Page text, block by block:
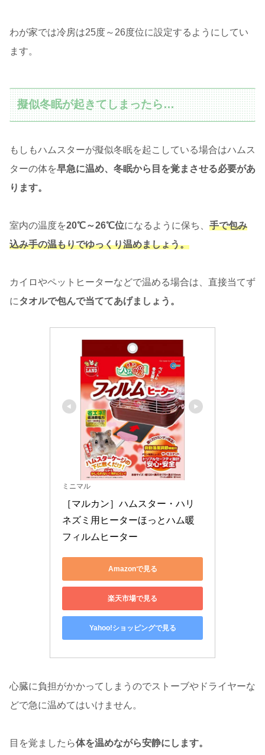
わが家では冷房は25度～26度位に設定するようにしてい
ます。
擬似冬眠が起きてしまったら…
もしもハムスターが擬似冬眠を起こしている場合はハムス
ターの体を早急に温め、冬眠から目を覚まさせる必要があ
ります。
室内の温度を20℃～26℃位になるように保ち、 手で包み
込み手の温もりでゆっくり温めましょう。
カイロやペットヒーターなどで温める場合は、直接当てず
に タオルで包んで当ててあげましょう。
ミニマル
［マルカン］ハムスター・ハリ
ネズミ用ヒーターほっとハム暖
フィルムヒーター
Amazonで見る
楽天市場で見る
Yahoo!ショッピングで見る
心臓に負担がかかってしまうのでストーブやドライヤーな
どで急に温めてはいけません。
目を覚ましたら体を温めながら安静にします。